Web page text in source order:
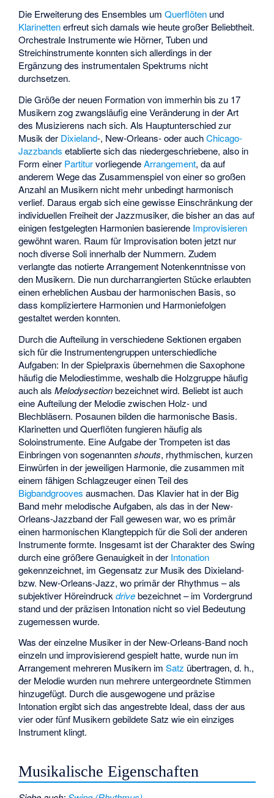
Die Erweiterung des Ensembles umQuerflöten und
Klarinettenerfreut sich damals wie heute großer Beliebtheit.
Orchestrale Instrumente wie Hörner, Tuben und
Streichinstrumente konnten sich allerdings in der
Ergänzung des instrumentalen Spektrums nicht
durchsetzen.
Die Größe der neuen Formation von immerhin bis zu 17
Musikern zog zwangsläufig eine Veränderung in der Art
des Musizierens nach sich. Als Hauptunterschied zur
Musik der Dixieland-, New-Orleans- oder auchChicago-
Jazzbands etablierte sich das niedergeschriebene, also in
Form einer PartiturvorliegendeArrangement, da auf
anderem Wege das Zusammenspiel von einer so großen
Anzahl an Musikern nicht mehr unbedingt harmonisch
verlief. Daraus ergab sich eine gewisse Einschränkung der
individuellen Freiheit der Jazzmusiker, die bisher an das auf
einigen festgelegten Harmonien basierende Improvisieren
gewöhnt waren. Raum für Improvisation boten jetzt nur
noch diverse Soli innerhalb der Nummern. Zudem
verlangte das notierte Arrangement Notenkenntnisse von
den Musikern. Die nun durcharrangierten Stücke erlaubten
einen erheblichen Ausbau der harmonischen Basis, so
dass kompliziertere Harmonien und Harmoniefolgen
gestaltet werden konnten.
Durch die Aufteilung in verschiedene Sektionen ergaben
sich für die Instrumentengruppen unterschiedliche
Aufgaben: In der Spielpraxis übernehmen die Saxophone
häufig die Melodiestimme, weshalb die Holzgruppe häufig
auch alsMelodysectionbezeichnet wird. Beliebt ist auch
eine Aufteilung der Melodie zwischen Holz- und
Blechbläsern. Posaunen bilden die harmonische Basis.
Klarinetten und Querflöten fungieren häufig als
Soloinstrumente. Eine Aufgabe der Trompeten ist das
Einbringen von sogenanntenshouts, rhythmischen, kurzen
Einwürfen in der jeweiligen Harmonie, die zusammen mit
einem fähigen Schlagzeuger einen Teil des
Bigbandgrooves ausmachen. Das Klavier hat in der Big
Band mehr melodische Aufgaben, als das in der New-
Orleans-Jazzband der Fall gewesen war, wo es primär
einen harmonischen Klangteppich für die Soli der anderen
Instrumente formte. Insgesamt ist der Charakter des Swing
durch eine größere Genauigkeit in der Intonation
gekennzeichnet, im Gegensatz zur Musik des Dixieland-
bzw. New-Orleans-Jazz, wo primär der Rhythmus – als
subjektiver Höreindruckdrivebezeichnet – im Vordergrund
stand und der präzisen Intonation nicht so viel Bedeutung
zugemessen wurde.
Was der einzelne Musiker in der New-Orleans-Band noch
einzeln und improvisierend gespielt hatte, wurde nun im
Arrangement mehreren Musikern imSatz übertragen, d. h.,
der Melodie wurden nun mehrere untergeordnete Stimmen
hinzugefügt. Durch die ausgewogene und präzise
Intonation ergibt sich das angestrebte Ideal, dass der aus
vier oder fünf Musikern gebildete Satz wie ein einziges
Instrument klingt.
Musikalische Eigenschaften